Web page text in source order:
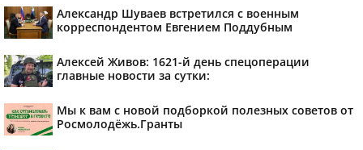
Александр Шуваев встретился с военным
корреспондентом Евгением Поддубным
Алексей Живов: 1621-й день спецоперации
главные новости за сутки:
Мы к вам с новой подборкой полезных советов от
Росмолодёжь.Гранты